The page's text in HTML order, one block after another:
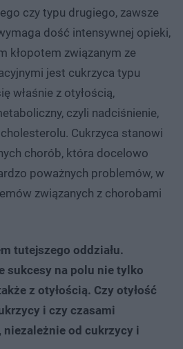
czy typu drugiego, zawsze
dość intensywnej opieki,
kłopotem związanym ze
jest cukrzyca typu
właśnie z otyłością,
czyli nadciśnienie,
Cukrzyca stanowi
chorób, która docelowo
poważnych problemów, w
związanych z chorobami
tutejszego oddziału.
sukcesy na polu nie tylko
z otyłością. Czy otyłość
i czy czasami
od cukrzycy i